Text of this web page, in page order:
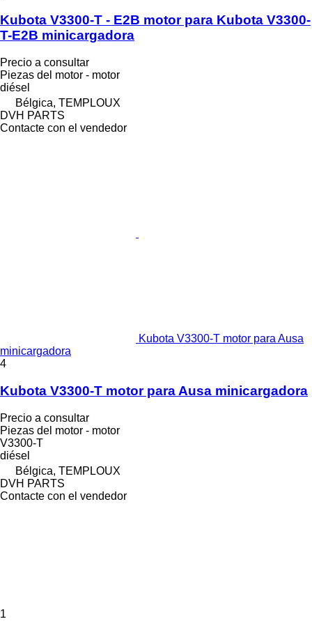
Kubota V3300-T - E2B motor para Kubota V3300-
T-E2B minicargadora
Precio a consultar
Piezas del motor - motor
diésel
Bélgica, TEMPLOUX
DVH PARTS
Contacte con el vendedor
Kubota V3300-T motor para Ausa
minicargadora
4
Kubota V3300-T motor para Ausa minicargadora
Precio a consultar
Piezas del motor - motor
V3300-T
diésel
Bélgica, TEMPLOUX
DVH PARTS
Contacte con el vendedor
1